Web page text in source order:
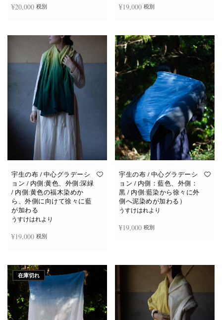
¥20,000 税別 ¥19,000 税別
宇生の布 / 中心グラデーシ
ョン / 内側:黄色、外側:深緑
/ 内側:黄色の福木染めか
ら、外側に向けて徐々に藍
が加わる
うすけはれより
¥19,000 税別
宇生の布 / 中心グラデーシ
ョン / 内側：藍色、外側：
黒 / 内側:藍染から徐々に外
側へ泥染めが加わる）
うすけはれより
¥19,000 税別
在庫切れ